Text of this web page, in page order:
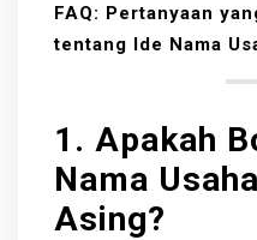
FAQ: Pertanyaan
tentang Ide Nama
1. Apakah
Nama
Asing?